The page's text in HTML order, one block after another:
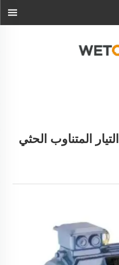
المتناوب الحثي